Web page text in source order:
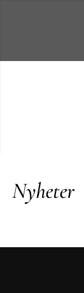
Nyheter